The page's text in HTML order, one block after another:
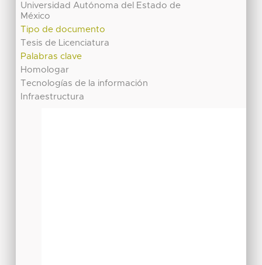
Universidad Autónoma del Estado de
México
Tipo de documento
Tesis de Licenciatura
Palabras clave
Homologar
Tecnologías de la información
Infraestructura